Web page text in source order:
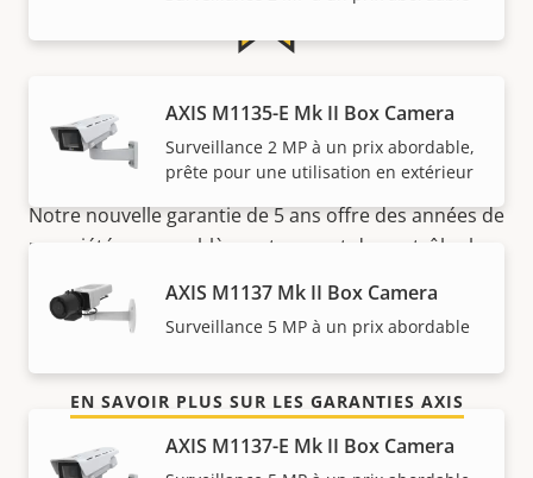
AXIS M1135-E Mk II Box Camera
Surveillance 2 MP à un prix abordable,
prête pour une utilisation en extérieur
AXIS M1137 Mk II Box Camera
Surveillance 5 MP à un prix abordable
AXIS M1137-E Mk II Box Camera
5 ans de garantie pour plus
de tranquillité d'esprit
Notre nouvelle garantie de 5 ans offre des années de
propriété sans problème et permet de contrôler les
caractères, vous obtenez exactement ce que nous
promettons.
EN SAVOIR PLUS SUR LES GARANTIES AXIS